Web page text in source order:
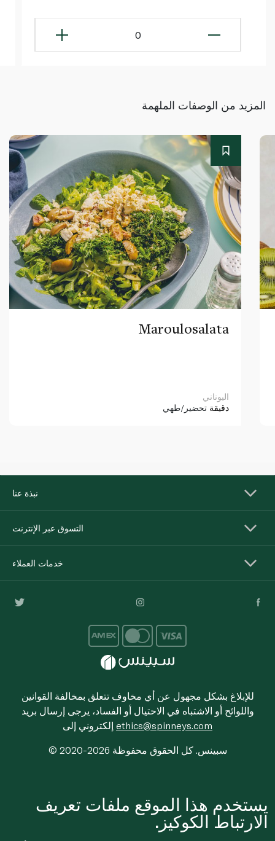
0
المزيد من الوصفات الملهمة
Maroulosalata
اليوناني
دقيقة تحضير/طهي
نبذة عنا
التسوق عبر الإنترنت
خدمات العملاء
للإبلاغ بشكل مجهول عن أي مخاوف تتعلق بمخالفة القوانين
واللوائح أو الاشتباه في الاحتيال أو الفساد، يرجى إرسال بريد
ethics@spinneys.com
© 2020-2026 سبينس. كل الحقوق محفوظة
يستخدم هذا الموقع ملفات تعريف
الارتباط الكوكيز.